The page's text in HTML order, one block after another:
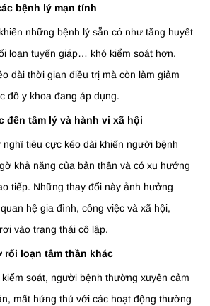
bệnh lý mạn tính
những bệnh lý sẵn có như tăng huyết
loạn tuyến giáp… khó kiểm soát hơn.
dài thời gian điều trị mà còn làm giảm
đồ y khoa đang áp dụng.
đến tâm lý và hành vi xã hội
nghĩ tiêu cực kéo dài khiến người bệnh
khả năng của bản thân và có xu hướng
tiếp. Những thay đổi này ảnh hưởng
hệ gia đình, công việc và xã hội,
vào trạng thái cô lập.
rối loạn tâm thần khác
soát, người bệnh thường xuyên cảm
mất hứng thú với các hoạt động thường